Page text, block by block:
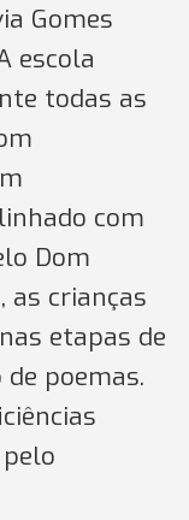
Gomes
escola
todas as
com
Dom
as crianças
etapas de
poemas.